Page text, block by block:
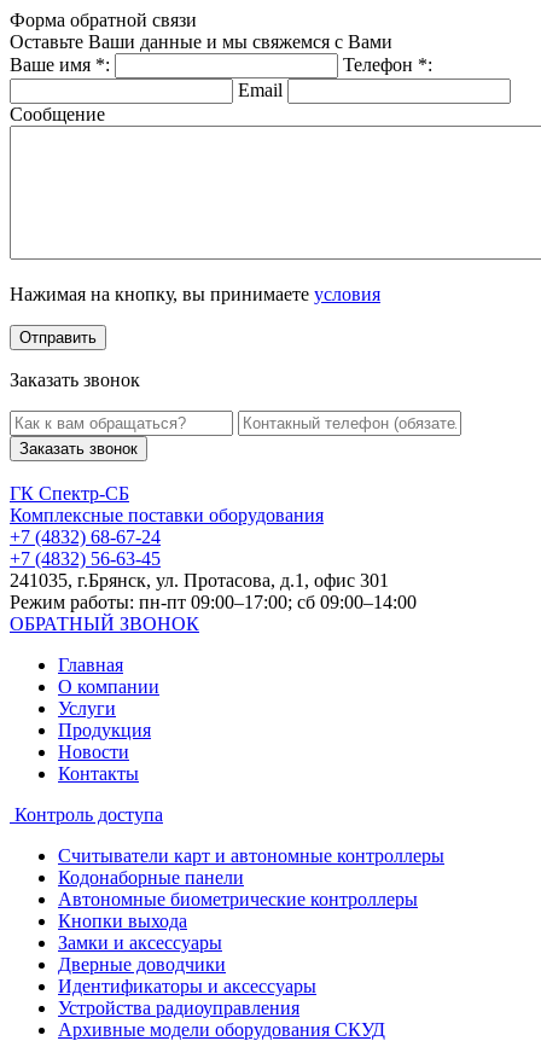
Форма обратной связи
Оставьте Ваши данные и мы свяжемся с Вами
Ваше имя *: Телефон *:
Email
Сообщение
Нажимая на кнопку, вы принимаете условия
Заказать звонок
Заказать звонок
ГК Спектр-СБ
Комплексные поставки оборудования
+7 (4832) 68-67-24
+7 (4832) 56-63-45
241035, г.Брянск, ул. Протасова, д.1, офис 301
Режим работы: пн-пт 09:00–17:00; сб 09:00–14:00
ОБРАТНЫЙ ЗВОНОК
Главная
О компании
Услуги
Продукция
Новости
Контакты
Контроль доступа
Считыватели карт и автономные контроллеры
Кодонаборные панели
Автономные биометрические контроллеры
Кнопки выхода
Замки и аксессуары
Дверные доводчики
Идентификаторы и аксессуары
Устройства радиоуправления
Архивные модели оборудования СКУД